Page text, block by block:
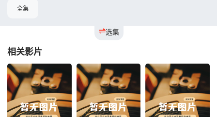
选集
全集
相关影片